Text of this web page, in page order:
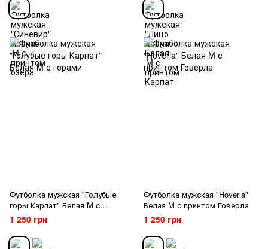
Футболка мужская "Голубые
горы Карпат" Белая M с
горами
1 250 грн
Футболка мужская "Hoverla"
Белая M с принтом Говерла
1 250 грн